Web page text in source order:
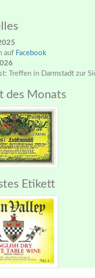
auf Facebook
Treffen in Darmstadt zur
des Monats
Etikett